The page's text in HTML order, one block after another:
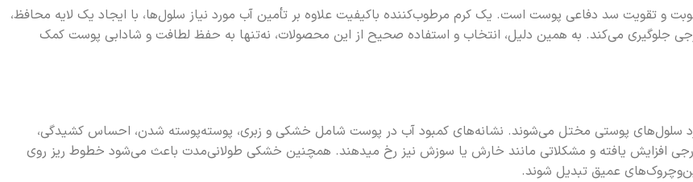
و تقویت سد دفاعی پوست است. یک کرم مرطوب‌کننده باکیفیت علاوه بر تأمین آب مورد نیاز سلول‌ها، با ایجاد یک لایه محافظ،
جلوگیری می‌کند. به همین دلیل، انتخاب و استفاده صحیح از این محصولات، نه‌تنها به حفظ لطافت و شادابی پوست کمک
سلول‌های پوستی مختل می‌شوند. نشانه‌های کمبود آب در پوست شامل خشکی و زبری، پوسته‌پوسته شدن، احساس کشیدگی،
افزایش یافته و مشکلاتی مانند خارش یا سوزش نیز رخ میدهند. همچنین خشکی طولانی‌مدت باعث می‌شود خطوط ریز روی
عمیق تبدیل شوند.